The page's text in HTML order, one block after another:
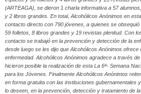
(ARTEAGA), se dieron 1 charla informativa a 57
y 2 libros grandes. En total, Alcohólicos Anónimos en
contacto directo con 790 jóvenes, a quienes se
59 folletos, 8 libros grandes y 19 revistas plenitud. Con
contacto se trabajó en la prevención y detección de la
desde luego se les dijo que Alcohólicos Anónimos ofrece
enfermedad. Alcohólicos Anónimos agradece a través
hicieron posible la realización de esta La 6ª- Semana
para los Jóvenes. Finalmente Alcohólicos Anónimos
en forma gratuita con las instituciones gubernamentales
lo deseen, en la prevención, detección y tratamiento de